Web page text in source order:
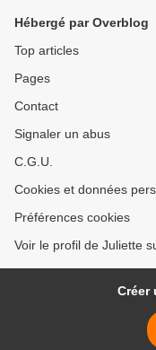
Hébergé par Overblog
Top articles
Pages
Contact
Signaler un abus
C.G.U.
Cookies et données
Préférences cookies
Voir le profil de Juliette
Créer